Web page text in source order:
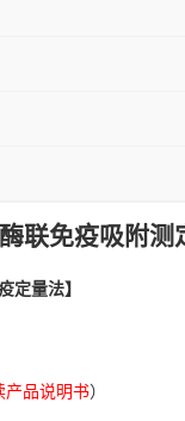
联免疫吸附测
定量法】
产品说明书）